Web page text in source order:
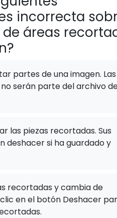
incorrecta
áreas
partes de una imagen. Las
serán parte del archivo
las piezas recortadas. Sus
deshacer si ha guardado y
recortadas y cambia de
en el botón Deshacer